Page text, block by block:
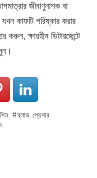
জীবাণুনাশক বা
কাফটি পরিষ্কার করার
ক্ষারহীন ডিটারজেন্টে
ব্লাড প্রেসার